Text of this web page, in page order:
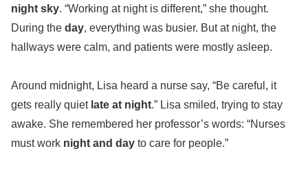
night sky. “Working at night is different,” she thought.
During the day, everything was busier. But at night, the
hallways were calm, and patients were mostly asleep.
Around midnight, Lisa heard a nurse say, “Be careful, it
gets really quiet late at night.” Lisa smiled, trying to stay
awake. She remembered her professor’s words: “Nurses
must work night and day to care for people.”